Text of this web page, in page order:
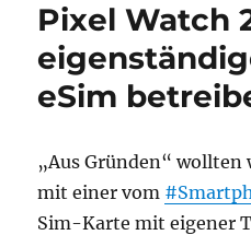
Pixel Watch
eSim
„Aus Gründen“ wollten
mit einer vom
Sim-Karte mit eigener